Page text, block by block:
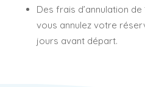
Des frais d’annulation
vous annulez votre
jours avant départ.